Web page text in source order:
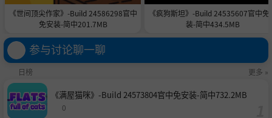
《世间顶尖作家》-Build 24586298官中
免安装-简中201.7MB
《疯狗斯坦》-Build 24535607官中免
装-简中434.5MB
参与讨论聊一聊
日榜 更多 »
《满屋猫咪》-Build 24573804官中免安装-简中732.2MB
0